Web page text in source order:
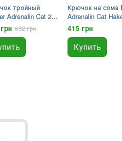
тройный
Adrenalin Cat 2/0
632 грн
Крючок на сома
Adrenalin Cat Haken
Halte 5/0
415 грн
Купить